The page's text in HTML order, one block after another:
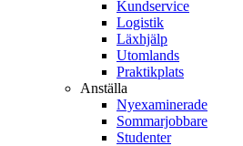
Kundservice
Logistik
Läxhjälp
Utomlands
Praktikplats
Anställa
Nyexaminerade
Sommarjobbare
Studenter